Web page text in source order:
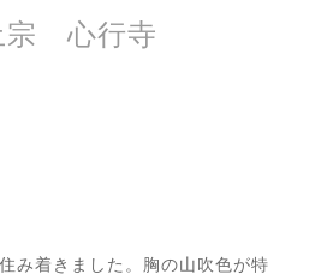
宗 心行寺
み着きました。胸の山吹色が特